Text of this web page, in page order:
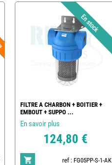
FILTRE A CHARBON + BOITIER +
EMBOUT + SUPPO ...
En savoir plus
124,80 €
ref : FG05PP-S-1-AK